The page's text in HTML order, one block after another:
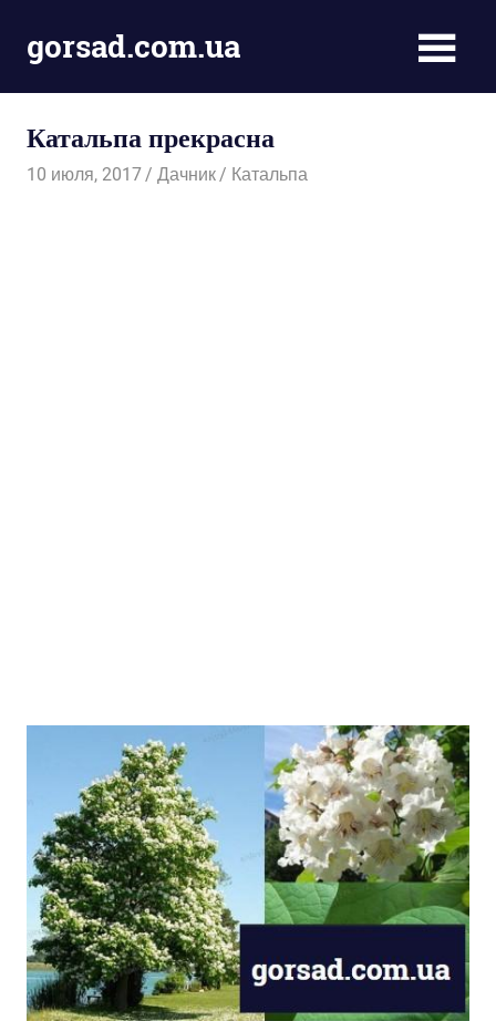
перейти
к
gorsad.com.ua
іКатальпа прекрасна
10 июля, 2017 Дачник Катальпа